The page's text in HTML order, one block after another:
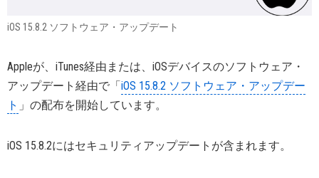
iOS 15.8.2 ソフトウェア・アップデート
Appleが、iTunes経由または、iOSデバイスのソフトウェア・
アップデート経由で「iOS 15.8.2 ソフトウェア・アップデー
ト 」の配布を開始しています。
iOS 15.8.2にはセキュリティアップデートが含まれます。